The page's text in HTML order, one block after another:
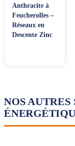
Anthracite à
Feucherolles –
Réseaux en
Descente Zinc
NOS